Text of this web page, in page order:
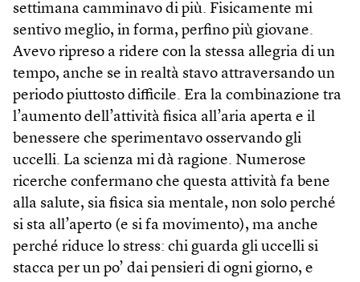
settimana camminavo di più. Fisicamente mi
sentivo meglio, in forma, perfino più giovane.
Avevo ripreso a ridere con la stessa allegria di un
tempo, anche se in realtà stavo attraversando un
periodo piuttosto difficile. Era la combinazione tra
l’aumento dell’attività fisica all’aria aperta e il
benessere che sperimentavo osservando gli
uccelli. La scienza mi dà ragione. Numerose
ricerche confermano che questa attività fa bene
alla salute, sia fisica sia mentale, non solo perché
si sta all’aperto (e si fa movimento), ma anche
perché riduce lo stress: chi guarda gli uccelli si
stacca per un po’ dai pensieri di ogni giorno, e